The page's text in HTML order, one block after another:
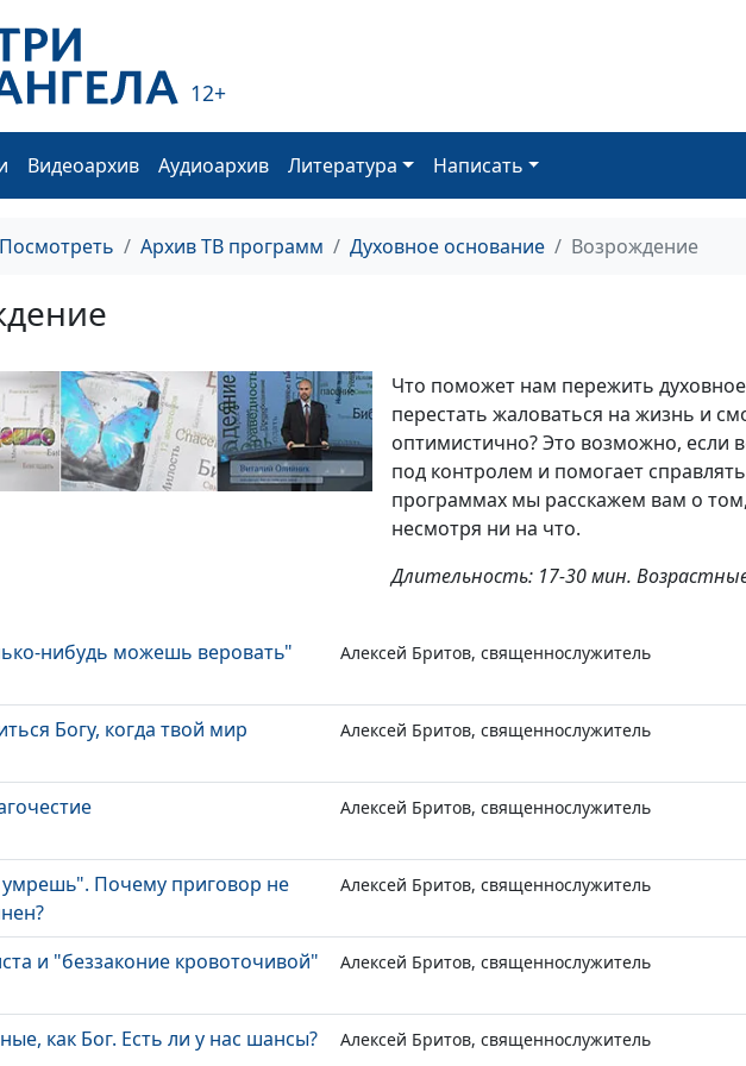
12+
Видеоархив Аудиоархив Литература Написать
Посмотреть Архив ТВ программ Духовное основание Возрождение
Что поможет нам пережить
перестать жаловаться на жизнь и
оптимистично? Это возможно, если
под контролем и помогает
программах мы расскажем вам о
несмотря ни на что.
Длительность: 17-30 мин.
нибудь можешь веровать" Алексей Бритов, священнослужитель
Богу, когда твой мир
Алексей Бритов, священнослужитель
Алексей Бритов, священнослужитель
Почему приговор не
Алексей Бритов, священнослужитель
и "беззаконие кровоточивой" Алексей Бритов, священнослужитель
как Бог. Есть ли у нас шансы? Алексей Бритов, священнослужитель